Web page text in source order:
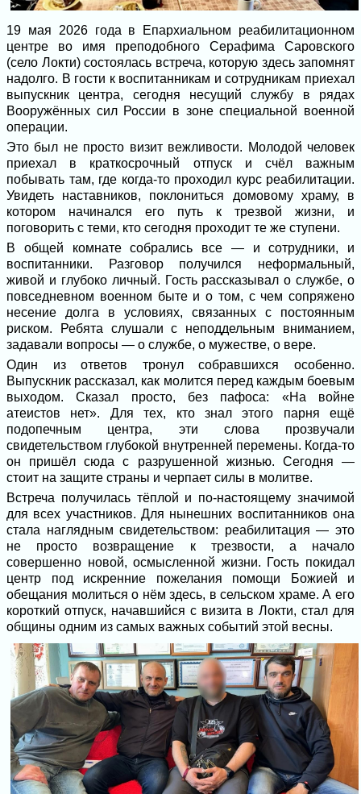
19 мая 2026 года в Епархиальном реабилитационном
центре во имя преподобного Серафима Саровского
(село Локти) состоялась встреча, которую здесь запомнят
надолго. В гости к воспитанникам и сотрудникам приехал
выпускник центра, сегодня несущий службу в рядах
Вооружённых сил России в зоне специальной военной
операции.
Это был не просто визит вежливости. Молодой человек
приехал в краткосрочный отпуск и счёл важным
побывать там, где когда-то проходил курс реабилитации.
Увидеть наставников, поклониться домовому храму, в
котором начинался его путь к трезвой жизни, и
поговорить с теми, кто сегодня проходит те же ступени.
В общей комнате собрались все — и сотрудники, и
воспитанники. Разговор получился неформальный,
живой и глубоко личный. Гость рассказывал о службе, о
повседневном военном быте и о том, с чем сопряжено
несение долга в условиях, связанных с постоянным
риском. Ребята слушали с неподдельным вниманием,
задавали вопросы — о службе, о мужестве, о вере.
Один из ответов тронул собравшихся особенно.
Выпускник рассказал, как молится перед каждым боевым
выходом. Сказал просто, без пафоса: «На войне
атеистов нет». Для тех, кто знал этого парня ещё
подопечным центра, эти слова прозвучали
свидетельством глубокой внутренней перемены. Когда-то
он пришёл сюда с разрушенной жизнью. Сегодня —
стоит на защите страны и черпает силы в молитве.
Встреча получилась тёплой и по-настоящему значимой
для всех участников. Для нынешних воспитанников она
стала наглядным свидетельством: реабилитация — это
не просто возвращение к трезвости, а начало
совершенно новой, осмысленной жизни. Гость покидал
центр под искренние пожелания помощи Божией и
обещания молиться о нём здесь, в сельском храме. А его
короткий отпуск, начавшийся с визита в Локти, стал для
общины одним из самых важных событий этой весны.